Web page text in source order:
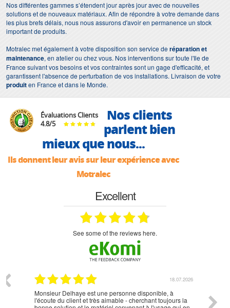
Nos différentes gammes s’étendent jour après jour avec de nouvelles
solutions et de nouveaux matériaux. Afin de répondre à votre demande dans
les plus brefs délais, nous nous assurons d'avoir en permanence un stock
important de produits.
Motralec met également à votre disposition son service deréparation et
maintenance, en atelier ou chez vous. Nos interventions sur toute l'Ile de
France suivant vos besoins et vos contraintes sont un gage d'efficacité, et
garantissent l'absence de perturbation de vos installations. Livraison de votre
produiten France et dans le Monde.
Évaluations Clients
4.8/5
Nos clients
parlent bien
mieux que nous...
Ils donnent leur avis sur leur expérience avec
Motralec
Excellent
see some of the reviews here.
18.07.2026
Monsieur Delhaye est une personne disponible, à
l'écoute du client et très aimable - cherchant toujours la